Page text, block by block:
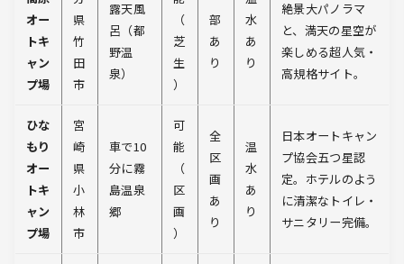
オー
トキ
ャン
プ場
県
竹
田
市
露天風
呂（都
野温
泉）
（
芝
生
）
部
あ
り
水
あ
り
絶景大パノラマ
と、満天の星空が
楽しめる超人気・
高規格サイト。
ひな
もり
オー
トキ
ャン
プ場
宮
崎
県
小
林
市
車で10
分に霧
島温泉
郷
可
能
（
区
画
）
全
区
画
あ
り
温
水
あ
り
日本オートキャン
プ協会五つ星認
定。ホテルのよう
に清潔なトイレ・
サニタリー完備。